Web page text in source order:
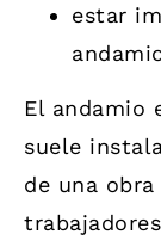
estar
El andamio
suele
de una